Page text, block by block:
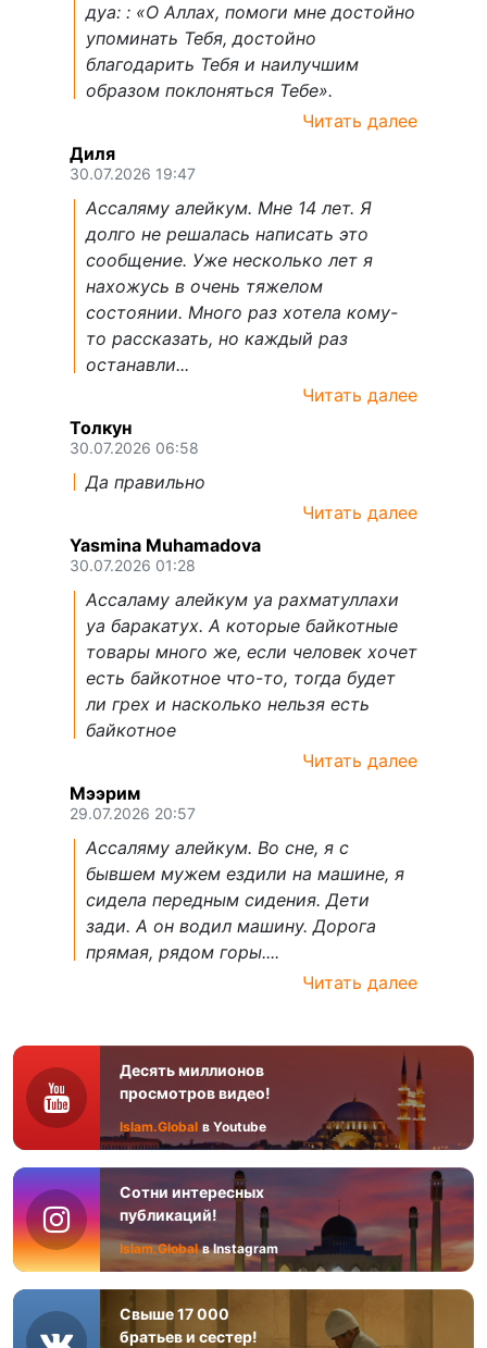
дуа: : «О Аллах, помоги мне достойно
упоминать Тебя, достойно
благодарить Тебя и наилучшим
образом поклоняться Тебе».
Читать далее
Диля
30.07.2026 19:47
Ассаляму алейкум. Мне 14 лет. Я
долго не решалась написать это
сообщение. Уже несколько лет я
нахожусь в очень тяжелом
состоянии. Много раз хотела кому-
то рассказать, но каждый раз
останавли...
Читать далее
Толкун
30.07.2026 06:58
Да правильно
Читать далее
Yasmina Muhamadova
30.07.2026 01:28
Ассаламу алейкум уа рахматуллахи
уа баракатух. А которые байкотные
товары много же, если человек хочет
есть байкотное что-то, тогда будет
ли грех и насколько нельзя есть
байкотное
Читать далее
Мээрим
29.07.2026 20:57
Ассаляму алейкум. Во сне, я с
бывшем мужем ездили на машине, я
сидела передным сидения. Дети
зади. А он водил машину. Дорога
прямая, рядом горы....
Читать далее
Десять миллионов
просмотров видео!
Islam.Global в Youtube
Сотни интересных
публикаций!
Islam.Global в Instagram
Свыше 17 000
братьев и сестер!